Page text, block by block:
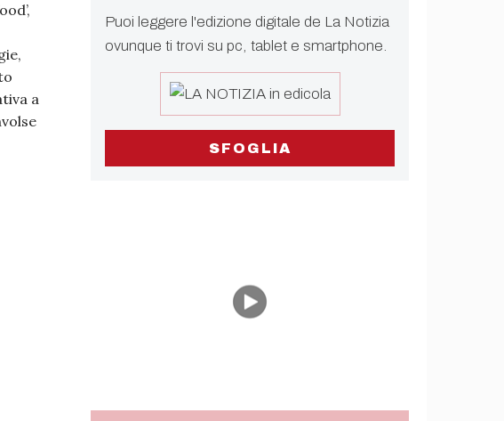
a
Puoi leggere l'edizione digitale de La Notizia
ovunque ti trovi su pc, tablet e smartphone.
SFOGLIA